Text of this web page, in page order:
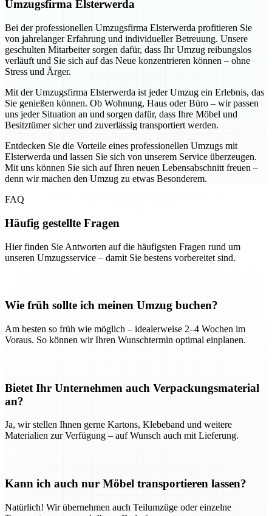
Umzugsfirma Elsterwerda
Bei der professionellen Umzugsfirma Elsterwerda profitieren Sie
von jahrelanger Erfahrung und individueller Betreuung. Unsere
geschulten Mitarbeiter sorgen dafür, dass Ihr Umzug reibungslos
verläuft und Sie sich auf das Neue konzentrieren können – ohne
Stress und Ärger.
Mit der Umzugsfirma Elsterwerda ist jeder Umzug ein Erlebnis, das
Sie genießen können. Ob Wohnung, Haus oder Büro – wir passen
uns jeder Situation an und sorgen dafür, dass Ihre Möbel und
Besitztümer sicher und zuverlässig transportiert werden.
Entdecken Sie die Vorteile eines professionellen Umzugs mit
Elsterwerda und lassen Sie sich von unserem Service überzeugen.
Mit uns können Sie sich auf Ihren neuen Lebensabschnitt freuen –
denn wir machen den Umzug zu etwas Besonderem.
FAQ
Häufig gestellte Fragen
Hier finden Sie Antworten auf die häufigsten Fragen rund um
unseren Umzugsservice – damit Sie bestens vorbereitet sind.
Wie früh sollte ich meinen Umzug buchen?
Am besten so früh wie möglich – idealerweise 2–4 Wochen im
Voraus. So können wir Ihren Wunschtermin optimal einplanen.
Bietet Ihr Unternehmen auch Verpackungsmaterial
an?
Ja, wir stellen Ihnen gerne Kartons, Klebeband und weitere
Materialien zur Verfügung – auf Wunsch auch mit Lieferung.
Kann ich auch nur Möbel transportieren lassen?
Natürlich! Wir übernehmen auch Teilumzüge oder einzelne